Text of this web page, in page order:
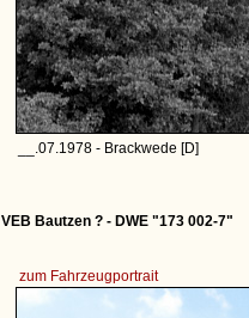
__.07.1978 - Brackwede [D]
VEB Bautzen ? - DWE "173 002-7"
zum Fahrzeugportrait